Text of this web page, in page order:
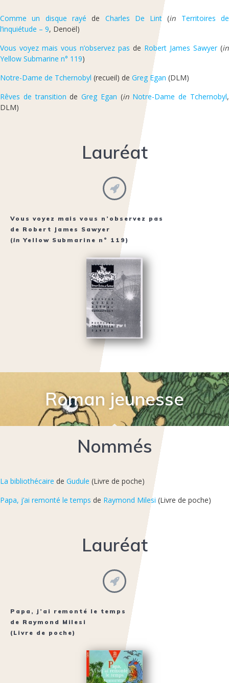
Comme un disque rayé de Charles De Lint(in
Territoires de
l’inquiétude – 9, Denoël)
Vous voyez mais vous n’observez pas de Robert James Sawyer(in
Yellow Submarine n° 119)
Notre-Dame de Tchernobyl (recueil) de Greg Egan (DLM)
Rêves de transition deGreg Egan (in Notre-Dame de Tchernobyl,
DLM)
Lauréat
Vous voyez mais vous n’observez pas
de Robert James Sawyer
(in Yellow Submarine n° 119 )
Roman jeunesse
Nommés
La bibliothécaire de Gudule (Livre de poche)
Papa, j’ai remonté le temps de Raymond Milesi (Livre de poche)
Lauréat
Papa, j’ai remonté le temps
de Raymond Milesi
(Livre de poche)